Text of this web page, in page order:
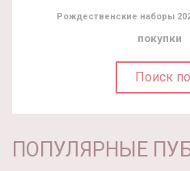
Рождественские наборы
покупки
Поиск
ПОПУЛЯРНЫЕ